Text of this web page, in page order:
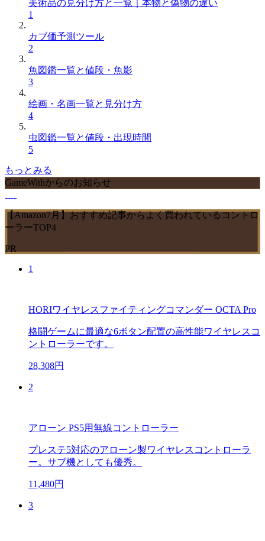
美術品の見分け方と一覧｜本物と偽物の違い
1
カブ価予測ツール
2
魚図鑑一覧と値段・魚影
3
絵画・名画一覧と見分け方
4
虫図鑑一覧と値段・出現時間
5
もっとみる
GameWithからのお知らせ
【Amazon7月】おすすめ記事からよく買われているコントロ
ーラーTOP4
PR
1
HORIワイヤレスファイティングコマンダー OCTA Pro
格闘ゲームに最適な6ボタン配置の高性能ワイヤレスコ
ントローラーです。
28,308円
2
アローン PS5用無線コントローラー
プレステ5対応のアローン製ワイヤレスコントローラ
ー。サブ機としても優秀。
11,480円
3